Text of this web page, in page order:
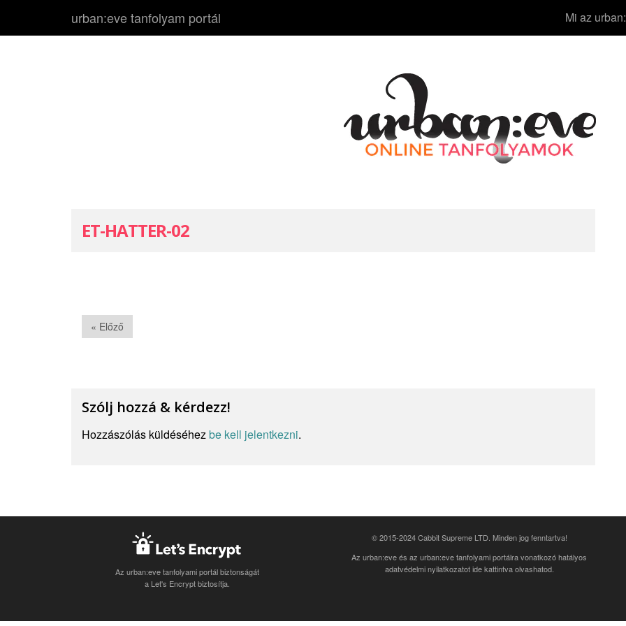
urban:eve tanfolyam portál Mi az
ET-HATTER-02
« Előző
Szólj hozzá & kérdezz!
Hozzászólás küldéséhezbe kell jelentkezni.
Az urban:eve tanfolyami portál biztonságát
a Let's Encrypt biztosítja.
© 2015-2024 Cabbit Supreme LTD. Minden jog fenntartva!
Az urban:eve és az urban:eve tanfolyami portálra vonatkozóhatályos
adatvédelmi nyilatkozatot ide kattintva olvashatod.